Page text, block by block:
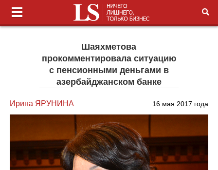
Шаяхметова
прокомментировала ситуацию
с пенсионными деньгами в
азербайджанском банке
Ирина ЯРУНИНА 16 мая 2017 года